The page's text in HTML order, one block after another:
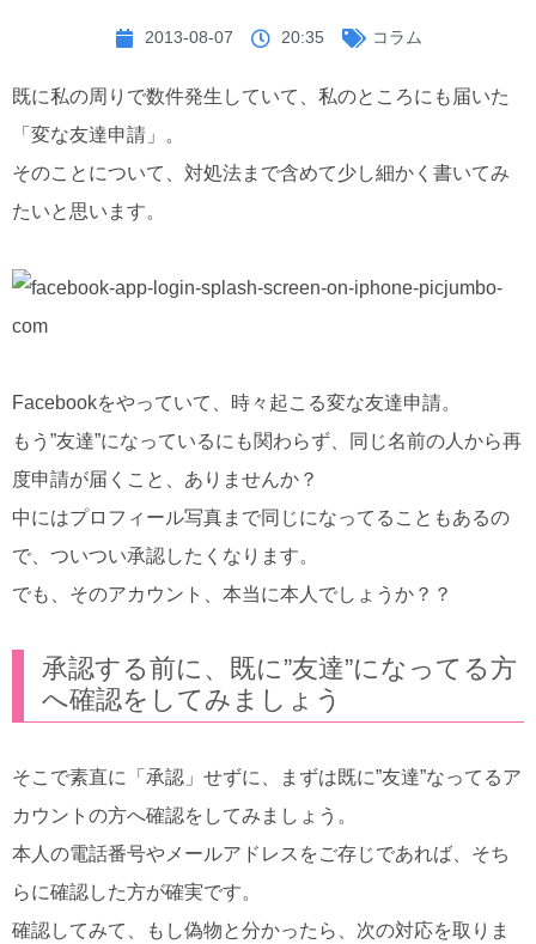
2013-08-07 20:35 コラム
既に私の周りで数件発生していて、私のところにも届いた
「変な友達申請」。
そのことについて、対処法まで含めて少し細かく書いてみ
たいと思います。
Facebookをやっていて、時々起こる変な友達申請。
もう”友達”になっているにも関わらず、同じ名前の人から再
度申請が届くこと、ありませんか？
中にはプロフィール写真まで同じになってることもあるの
で、ついつい承認したくなります。
でも、そのアカウント、本当に本人でしょうか？？
承認する前に、既に”友達”になってる方
へ確認をしてみましょう
そこで素直に「承認」せずに、まずは既に”友達”なってるア
カウントの方へ確認をしてみましょう。
本人の電話番号やメールアドレスをご存じであれば、そち
らに確認した方が確実です。
確認してみて、もし偽物と分かったら、次の対応を取りま